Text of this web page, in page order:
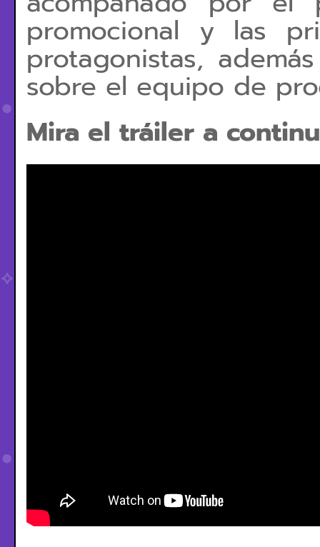
promocional y las
protagonistas,
sobre el equipo de
Mira el tráiler a